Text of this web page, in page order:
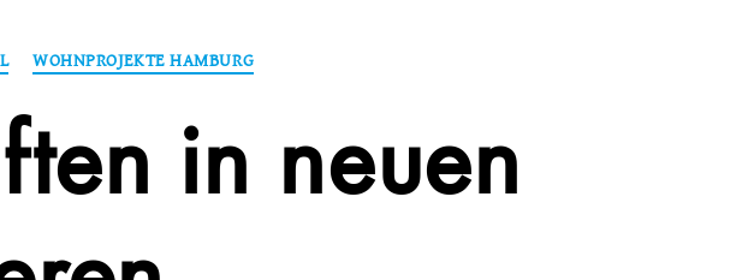
WOHNPROJEKTE HAMBURG
in neuen